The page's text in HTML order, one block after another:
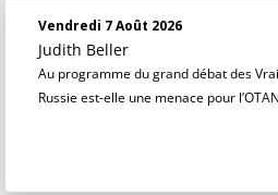
Vendredi 7 Août 2026
Judith Beller
Au programme du grand débat des
Russie est-elle une menace pour